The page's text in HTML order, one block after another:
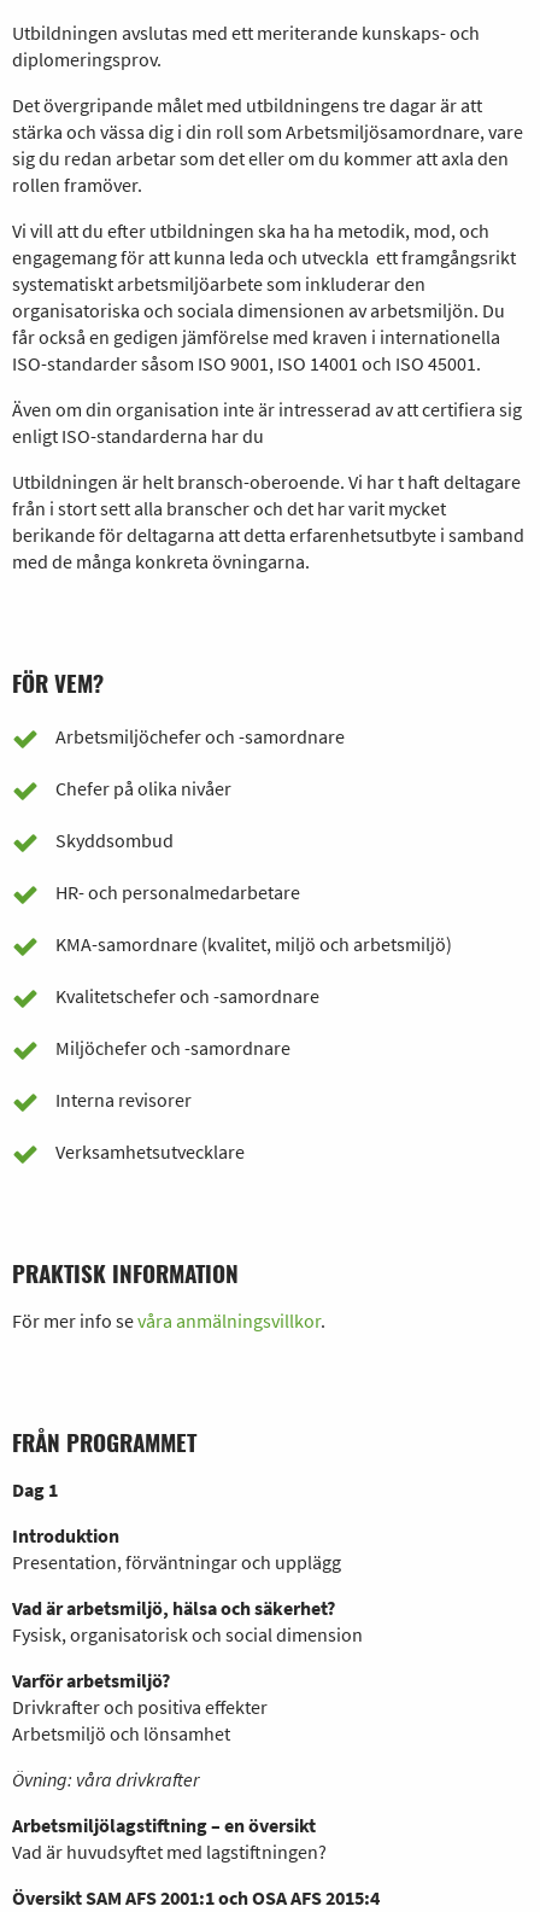
Utbildningen avslutas med ett meriterande kunskaps- och
diplomeringsprov.
Det övergripande målet med utbildningens tre dagar är att
stärka och vässa dig i din roll som Arbetsmiljösamordnare, vare
sig du redan arbetar som det eller om du kommer att axla den
rollen framöver.
Vi vill att du efter utbildningen ska ha ha metodik, mod, och
engagemang för att kunna leda och utveckla ett framgångsrikt
systematiskt arbetsmiljöarbete som inkluderar den
organisatoriska och sociala dimensionen av arbetsmiljön. Du
får också en gedigen jämförelse med kraven i internationella
ISO-standarder såsom ISO 9001, ISO 14001 och ISO 45001.
Även om din organisation inte är intresserad av att certifiera sig
enligt ISO-standarderna har du
Utbildningen är helt bransch-oberoende. Vi har t haft deltagare
från i stort sett alla branscher och det har varit mycket
berikande för deltagarna att detta erfarenhetsutbyte i samband
med de många konkreta övningarna.
FÖR VEM?
Arbetsmiljöchefer och -samordnare
Chefer på olika nivåer
Skyddsombud
HR- och personalmedarbetare
KMA-samordnare (kvalitet, miljö och arbetsmiljö)
Kvalitetschefer och -samordnare
Miljöchefer och -samordnare
Interna revisorer
Verksamhetsutvecklare
PRAKTISK INFORMATION
För mer info sevåra anmälningsvillkor.
FRÅN PROGRAMMET
Dag 1
Introduktion
Presentation, förväntningar och upplägg
Vad är arbetsmiljö, hälsa och säkerhet?
Fysisk, organisatorisk och social dimension
Varför arbetsmiljö?
Drivkrafter och positiva effekter
Arbetsmiljö och lönsamhet
Övning: våra drivkrafter
Arbetsmiljölagstiftning – en översikt
Vad är huvudsyftet med lagstiftningen?
Översikt SAM AFS 2001:1 och OSA AFS 2015:4